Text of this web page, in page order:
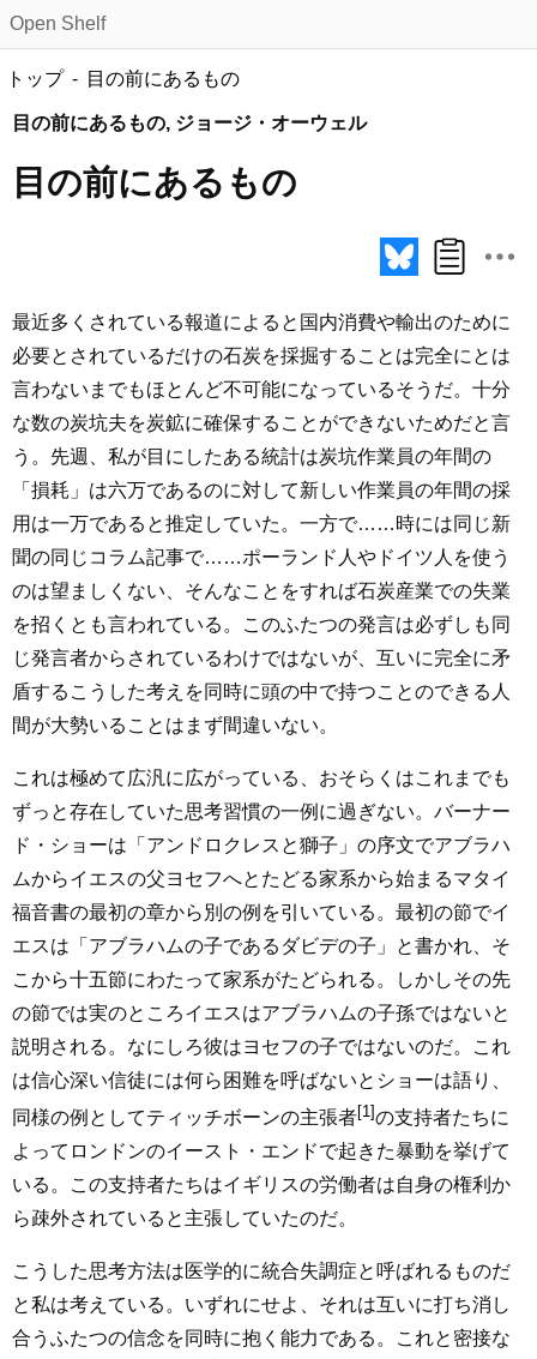
Open Shelf
トップ 目の前にあるもの
目の前にあるもの, ジョージ・オーウェル
目の前にあるもの
最近多くされている報道によると国内消費や輸出のために
必要とされているだけの石炭を採掘することは完全にとは
言わないまでもほとんど不可能になっているそうだ。十分
な数の炭坑夫を炭鉱に確保することができないためだと言
う。先週、私が目にしたある統計は炭坑作業員の年間の
「損耗」は六万であるのに対して新しい作業員の年間の採
用は一万であると推定していた。一方で……時には同じ新
聞の同じコラム記事で……ポーランド人やドイツ人を使う
のは望ましくない、そんなことをすれば石炭産業での失業
を招くとも言われている。このふたつの発言は必ずしも同
じ発言者からされているわけではないが、互いに完全に矛
盾するこうした考えを同時に頭の中で持つことのできる人
間が大勢いることはまず間違いない。
これは極めて広汎に広がっている、おそらくはこれまでも
ずっと存在していた思考習慣の一例に過ぎない。バーナー
ド・ショーは「アンドロクレスと獅子」の序文でアブラハ
ムからイエスの父ヨセフへとたどる家系から始まるマタイ
福音書の最初の章から別の例を引いている。最初の節でイ
エスは「アブラハムの子であるダビデの子」と書かれ、そ
こから十五節にわたって家系がたどられる。しかしその先
の節では実のところイエスはアブラハムの子孫ではないと
説明される。なにしろ彼はヨセフの子ではないのだ。これ
は信心深い信徒には何ら困難を呼ばないとショーは語り、
同様の例としてティッチボーンの主張者[1]の支持者たちに
よってロンドンのイースト・エンドで起きた暴動を挙げて
いる。この支持者たちはイギリスの労働者は自身の権利か
ら疎外されていると主張していたのだ。
こうした思考方法は医学的に統合失調症と呼ばれるものだ
と私は考えている。いずれにせよ、それは互いに打ち消し
合うふたつの信念を同時に抱く能力である。これと密接な